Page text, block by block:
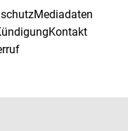
Mediadaten
Kontakt